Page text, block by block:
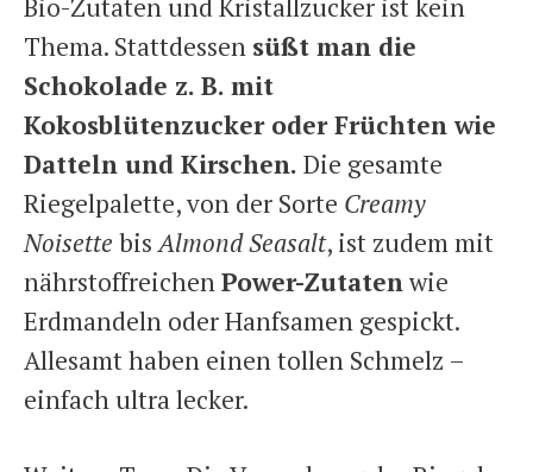
Bio-Zutaten und Kristallzucker ist kein
Thema. Stattdessen süßt man die
Schokolade z. B. mit
Kokosblütenzucker oder Früchten wie
Datteln und Kirschen. Die gesamte
Riegelpalette, von der Sorte Creamy
Noisette bisAlmond Seasalt, ist zudem mit
nährstoffreichenPower-Zutatenwie
Erdmandeln oder Hanfsamen gespickt.
Allesamt haben einen tollen Schmelz –
einfach ultra lecker.